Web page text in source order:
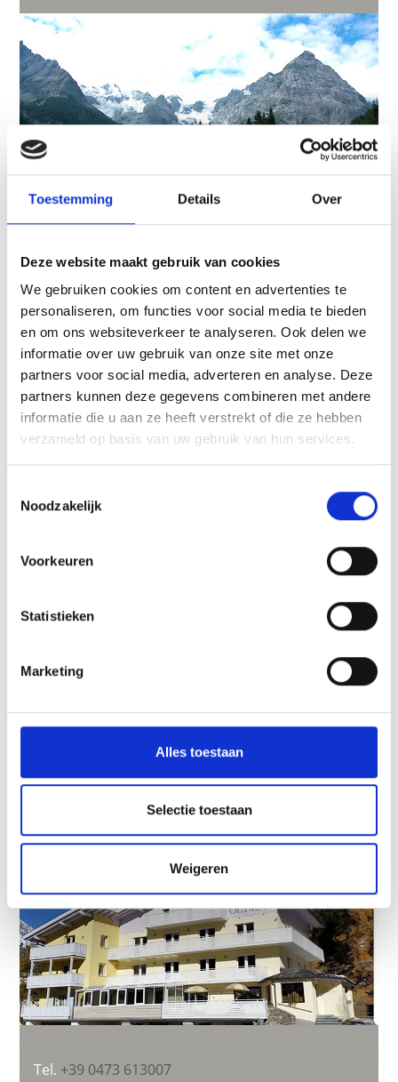
Toestemming Details Over
Deze website maakt gebruik van cookies
We gebruiken cookies om content en advertenties te
personaliseren, om functies voor social media te bieden
en om ons websiteverkeer te analyseren. Ook delen we
informatie over uw gebruik van onze site met onze
partners voor social media, adverteren en analyse. Deze
partners kunnen deze gegevens combineren met andere
informatie die u aan ze heeft verstrekt of die ze hebben
verzameld op basis van uw gebruik van hun services.
Noodzakelijk
Voorkeuren
Statistieken
Marketing
Alles toestaan
Selectie toestaan
Weigeren
Tel. +39 0473 611533
info@camping-trafoi.com
Meer weten
Tel.+39 0473 613155
Meer weten
Tel. +39 0473 613007